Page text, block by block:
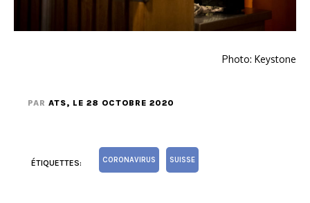
Photo: Keystone
PAR ATS, LE 28 OCTOBRE 2020
ÉTIQUETTES: CORONAVIRUS SUISSE